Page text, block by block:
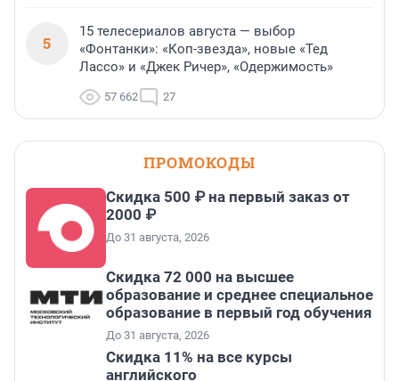
5
15 телесериалов августа — выбор
«Фонтанки»: «Коп-звезда», новые «Тед
Лассо» и «Джек Ричер», «Одержимость»
57 662 27
ПРОМОКОДЫ
Скидка 500 ₽ на первый заказ от
2000 ₽
До 31 августа, 2026
Скидка 72 000 на высшее
образование и среднее специальное
образование в первый год обучения
До 31 августа, 2026
Скидка 11% на все курсы
английского